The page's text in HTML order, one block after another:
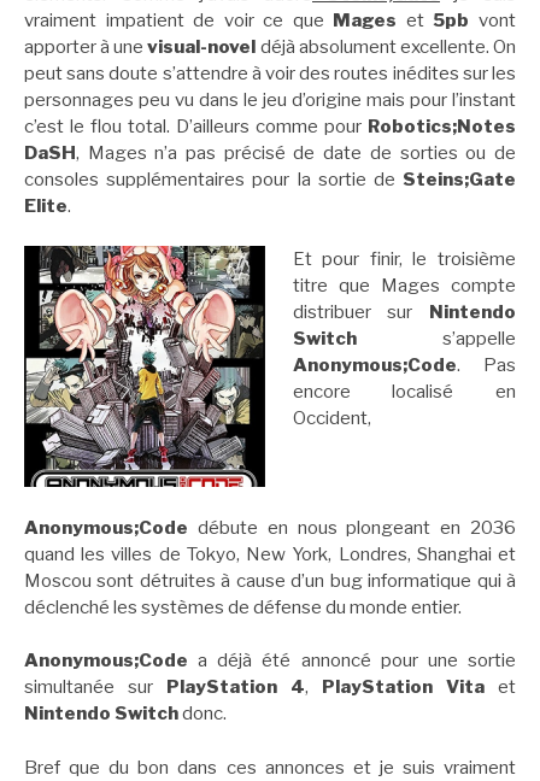
vraiment impatient de voir ce que Mages et5pb vont
apporter à unevisual-novel déjà absolument excellente. On
peut sans doute s’attendre à voir des routes inédites sur les
personnages peu vu dans le jeu d’origine mais pour l’instant
c’est le flou total. D’ailleurs comme pour Robotics;Notes
DaSH, Mages n’a pas précisé de date de sorties ou de
consoles supplémentaires pour la sortie de Steins;Gate
Elite.
Et pour finir, le troisième
titre que Mages compte
distribuer sur Nintendo
Switchs’appelle
Anonymous;Code. Pas
encore localisé en
Occident,
Anonymous;Code débute en nous plongeant en 2036
quand les villes de Tokyo, New York, Londres, Shanghai et
Moscou sont détruites à cause d’un bug informatique qui à
déclenché les systèmes de défense du monde entier.
Anonymous;Code a déjà été annoncé pour une sortie
simultanée sur PlayStation 4, PlayStation Vita et
Nintendo Switchdonc.
Bref que du bon dans ces annonces et je suis vraiment